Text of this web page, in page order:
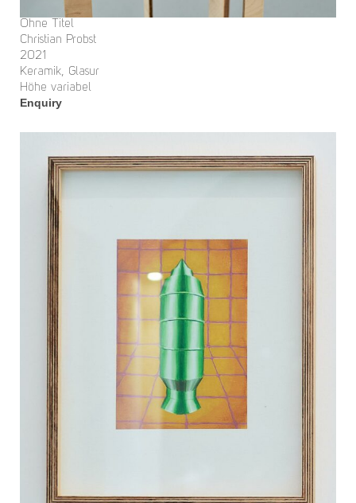
Ohne Titel
Christian Probst
2021
Keramik, Glasur
Höhe variabel
Enquiry